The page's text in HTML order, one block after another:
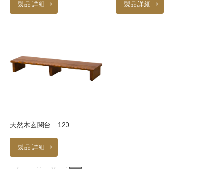
製品詳細 製品詳細
天然木玄関台 120
製品詳細